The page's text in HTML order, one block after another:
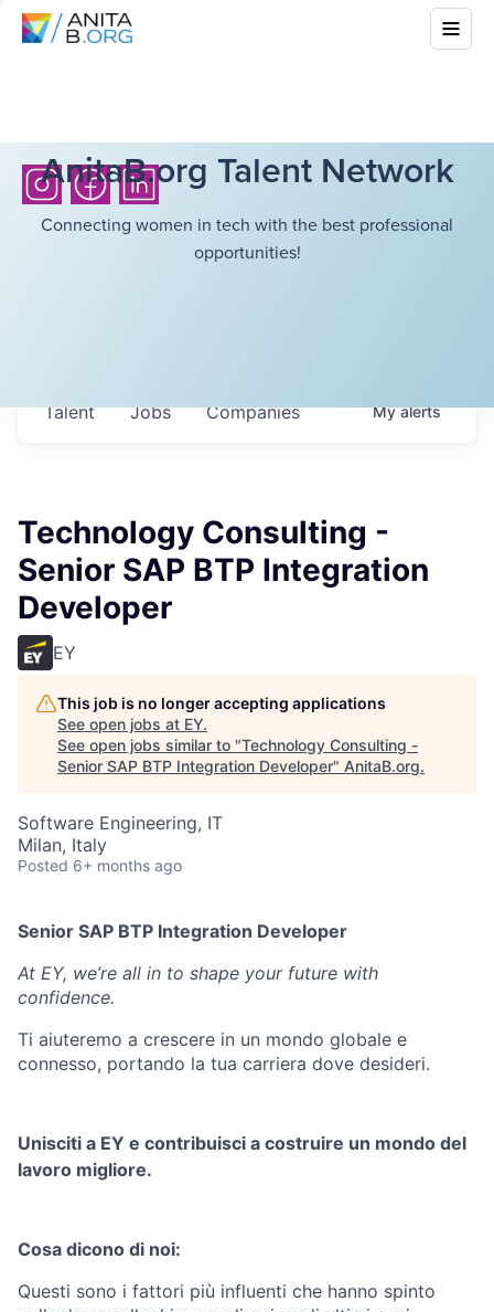
AnitaB.org Talent Network
Connecting women in tech with the best professional
opportunities!
Jobs Companies
Talent Myalerts
Technology Consulting -
Senior SAP BTP Integration
Developer
EY
This job is no longer accepting applications
See open jobs at EY.
See open jobs similar to "Technology Consulting -
Senior SAP BTP Integration Developer" AnitaB.org.
Software Engineering, IT
Milan, Italy
Posted 6+ months ago
Senior SAP BTP Integration Developer
At EY, we’re all in to shape your future with
confidence.
Ti aiuteremo a crescere in un mondo globale e
connesso, portando la tua carriera dove desideri.
Unisciti a EY e contribuisci a costruire un mondo del
lavoro migliore.
Cosa dicono di noi:
Questi sono i fattori più influenti che hanno spinto